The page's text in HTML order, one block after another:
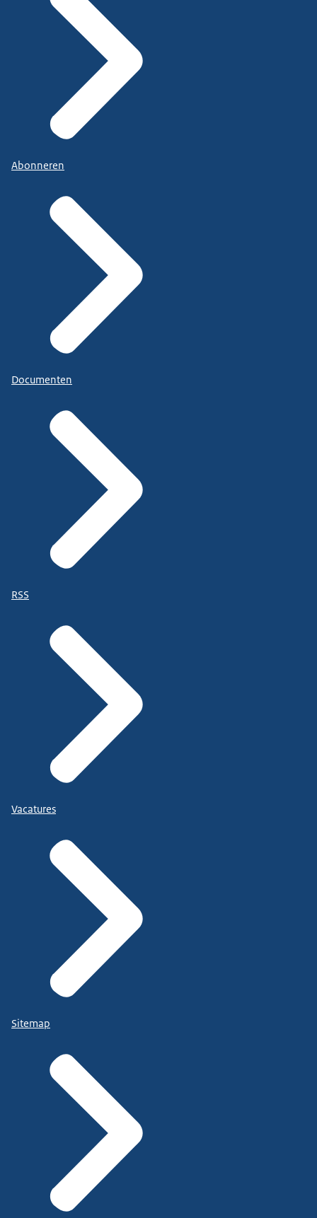
Abonneren
Documenten
RSS
Vacatures
Sitemap